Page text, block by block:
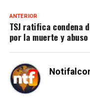
ANTERIOR
TSJ ratifica condena
por la muerte y